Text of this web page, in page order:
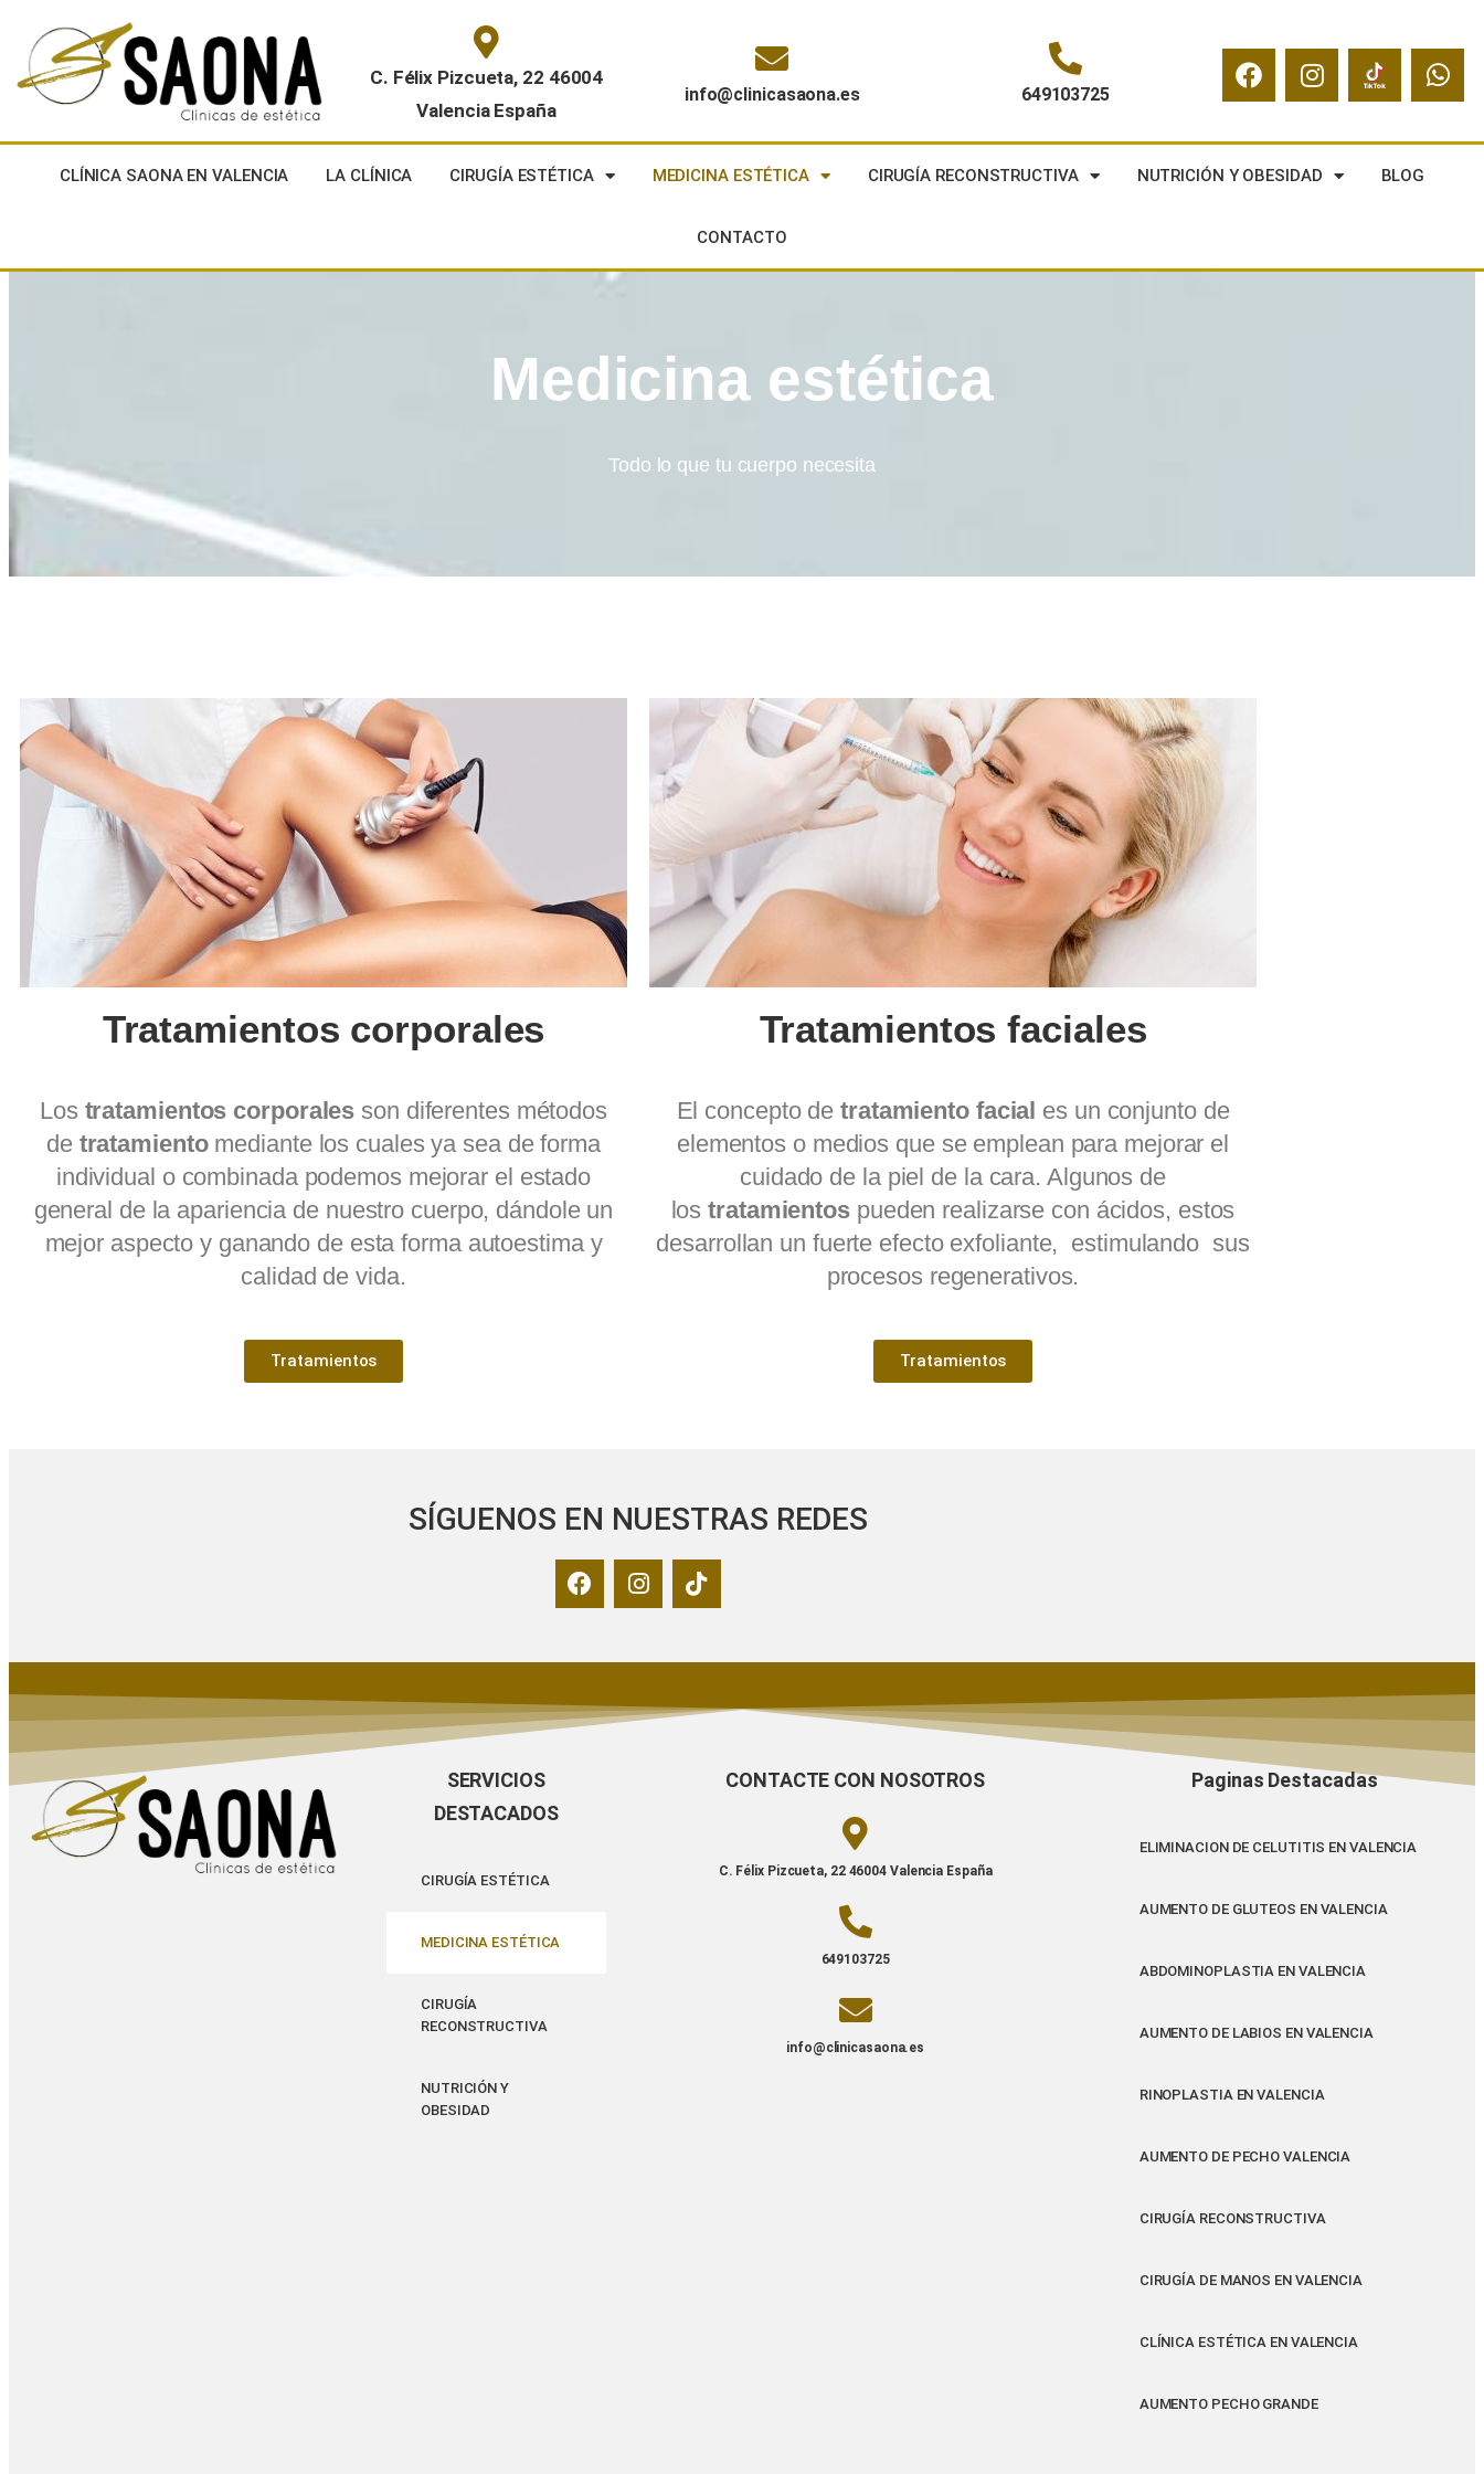
C. Félix Pizcueta, 22 46004
Valencia España
info@clinicasaona.es 649103725
CLÍNICA SAONA EN VALENCIA LA CLÍNICA CIRUGÍA ESTÉTICA MEDICINA ESTÉTICA CIRUGÍA RECONSTRUCTIVA NUTRICIÓN Y OBESIDAD BLOG
CONTACTO
Medicina estética
Todo lo que tu cuerpo necesita
Tratamientos corporales
Los tratamientos corporales son diferentes métodos
de tratamientomediante los cuales ya sea de forma
individual o combinada podemos mejorar el estado
general de la apariencia de nuestro cuerpo, dándole un
mejor aspecto y ganando de esta forma autoestima y
calidad de vida.
Tratamientos
Tratamientos faciales
El concepto detratamiento facial es un conjunto de
elementos o medios que se emplean para mejorar el
cuidado de la piel de la cara. Algunos de
lostratamientos pueden realizarse con ácidos, estos
desarrollan un fuerte efecto exfoliante, estimulando sus
procesos regenerativos.
Tratamientos
SÍGUENOS EN NUESTRAS REDES
SERVICIOS
DESTACADOS
CIRUGÍA ESTÉTICA
MEDICINA ESTÉTICA
CIRUGÍA
RECONSTRUCTIVA
NUTRICIÓN Y
OBESIDAD
CONTACTE CON NOSOTROS
C. Félix Pizcueta, 22 46004 Valencia España
649103725
info@clinicasaona.es
Paginas Destacadas
ELIMINACION DE CELUTITIS EN VALENCIA
AUMENTO DE GLUTEOS EN VALENCIA
ABDOMINOPLASTIA EN VALENCIA
AUMENTO DE LABIOS EN VALENCIA
RINOPLASTIA EN VALENCIA
AUMENTO DE PECHO VALENCIA
CIRUGÍA RECONSTRUCTIVA
CIRUGÍA DE MANOS EN VALENCIA
CLÍNICA ESTÉTICA EN VALENCIA
AUMENTO PECHO GRANDE